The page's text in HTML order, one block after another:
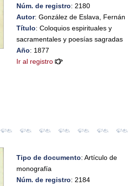
Núm. de registro: 2180
Autor: González de Eslava, Fernán
Título: Coloquios espirituales y
sacramentales y poesías sagradas
Año: 1877
Ir al registro
Tipo de documento: Artículo de
monografía
Núm. de registro: 2184